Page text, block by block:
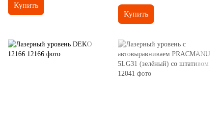
Купить
Купить